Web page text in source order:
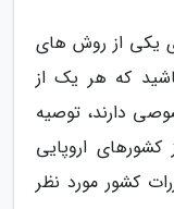
یکی از روش های
که هر یک از
دارند، توصیه
اروپایی
کشور مورد نظر